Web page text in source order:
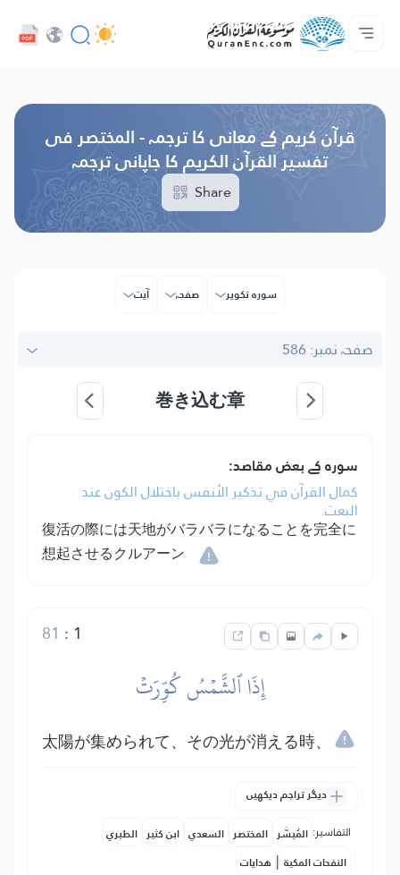
ہوم پیج
تراجم کی لسٹ
Audio
ڈویلپر سروسز - API
پروجیکٹ کے بارے میں
ہم سے رابطہ کریں
زبان
قرآن کریم کے معانی کا ترجمہ - المختصر فی
تفسیر القرآن الکریم کا جاپانی ترجمہ
Share
سورہ تکویر صفحہ آیت
صفحہ نمبر: 586
巻き込む章
سورہ کے بعض مقاصد:
كمال القرآن في تذكير الأنفس باختلال الكون عند
البعث.
復活の際には天地がバラバラになることを完全に
想起させるクルアーン
1
:
81
إِذَا ٱلشَّمۡسُ كُوِّرَتۡ
太陽が集められて、その光が消える時、
دیگر تراجم دیکھیں
التفاسير: المُيسَّر المختصر السعدي ابن كثير الطبري
النفحات المكية | هدايات